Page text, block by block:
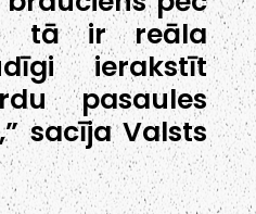
tā ir reāla
ierakstīt
pasaules
sacīja Valsts